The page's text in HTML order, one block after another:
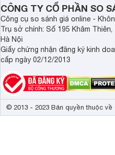
CÔNG TY CỔ PHẦN SO
Công cụ so sánh giá online -
Trụ sở chính: Số 195 Khâm
Hà Nội
Giấy chứng nhận đăng ký kinh
cấp ngày 02/12/2013
© 2013 - 2023 Bản quyền thuộc về